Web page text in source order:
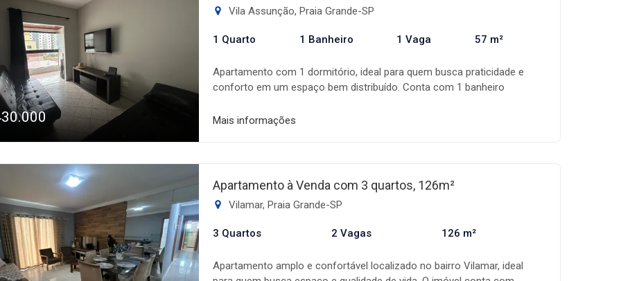
Vila Assunção, Praia Grande-SP
1 Quarto 1 Banheiro 1 Vaga 57 m²
Apartamento com 1 dormitório, ideal para quem busca praticidade e
conforto em um espaço bem distribuído. Conta com 1 banheiro
proporcionando mais bem-estar no dia a dia. Possui 1 vaga de garagem,
sair de casa. Uma ótima oportunidade para morar ou investir com
conforto e infraestrutura completa.
Mais informações
Apartamento à Venda com 3 quartos, 126m²
Vilamar, Praia Grande-SP
3 Quartos 2 Vagas 126 m²
Apartamento amplo e confortável localizado no bairro Vilamar, ideal